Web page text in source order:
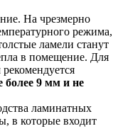
На чрезмерно
режима,
ламели станут
в помещение. Для
более 9 мм и не
ламинатных
в которые входит